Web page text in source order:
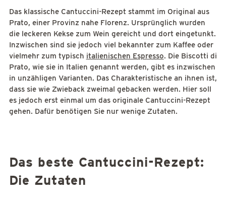
Das klassische Cantuccini-Rezept stammt im Original aus
Prato, einer Provinz nahe Florenz. Ursprünglich wurden
die leckeren Kekse zum Wein gereicht und dort eingetunkt.
Inzwischen sind sie jedoch viel bekannter zum Kaffee oder
vielmehr zum typisch italienischen Espresso. Die Biscotti di
Prato, wie sie in Italien genannt werden, gibt es inzwischen
in unzähligen Varianten. Das Charakteristische an ihnen ist,
dass sie wie Zwieback zweimal gebacken werden. Hier soll
es jedoch erst einmal um das originale Cantuccini-Rezept
gehen. Dafür benötigen Sie nur wenige Zutaten.
Das beste Cantuccini-Rezept:
Die Zutaten